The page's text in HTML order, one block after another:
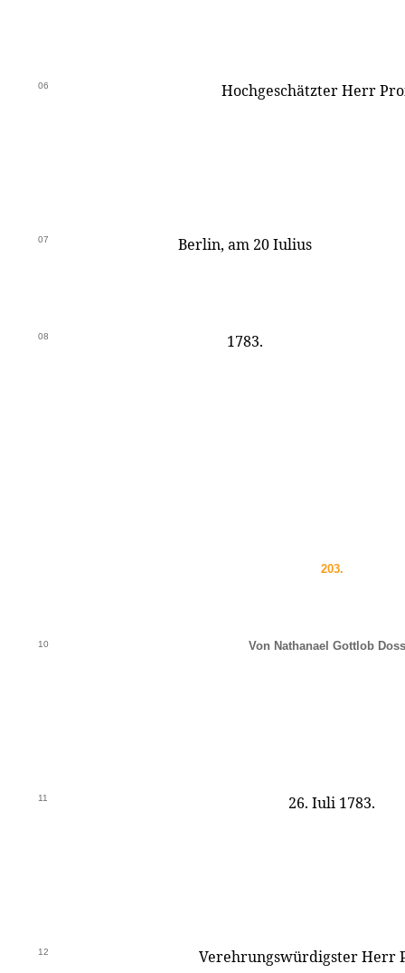
06 Hochgeschätzter Herr
07 Berlin, am 20 Iulius
08 1783.
203.
10 Von Nathanael Gottlob
11 26. Iuli 1783.
12 Verehrungswürdigster Herr